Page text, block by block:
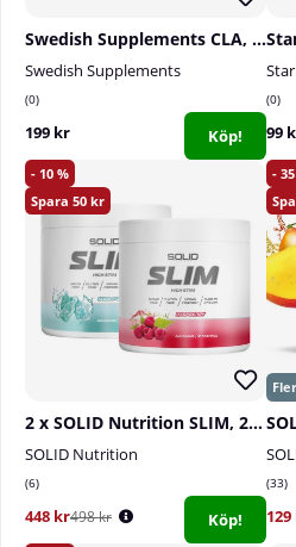
Swedish Supplements CLA, 90 caps
Swedish Supplements
0
199 kr Köp!
0
99
10
50
2 x SOLID Nutrition SLIM, 240 g
SOLID Nutrition
6
448 kr498 kr Köp!
35
33